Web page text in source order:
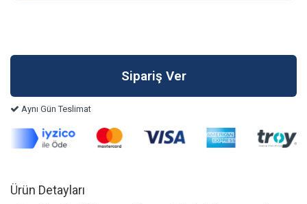
Aynı Gün Teslimat
Ürün Detayları